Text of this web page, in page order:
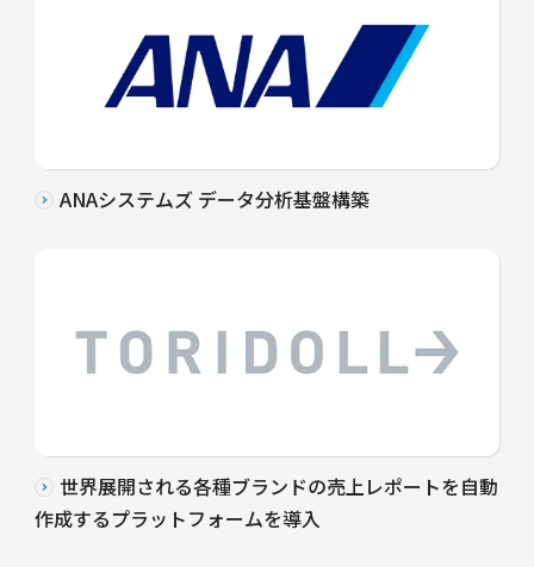
ANAシステムズ データ分析基盤構築
世界展開される各種ブランドの売上レポートを自動
作成するプラットフォームを導入